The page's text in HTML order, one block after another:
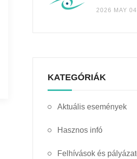
2026 MAY 04
KATEGÓRIÁK
Aktuális események
Hasznos infó
Felhívások és